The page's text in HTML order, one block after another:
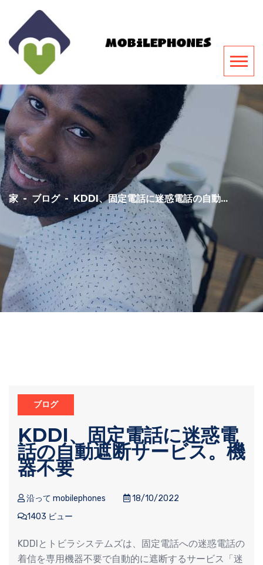
家 - ブログ - KDDI、固定電話に迷惑電話の自動...
ブログ
KDDI、固定電話に迷惑電
話の自動遮断サービス。機
器不要
沿って mobilephones
18/10/2022
1403 ビュー
KDDIとトビラシステムズは、固定電話への迷惑電話の
着信を専用機器不要で自動的に遮断するサービス「迷